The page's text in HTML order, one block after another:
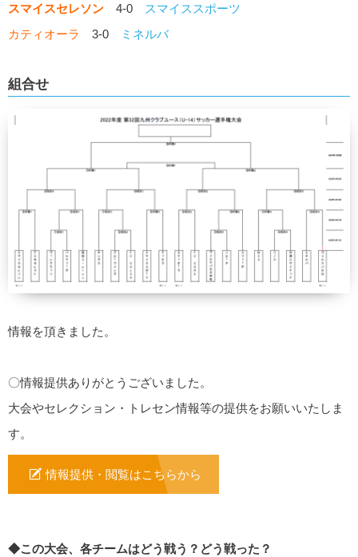
スマイスセレソン 4-0
スマイススポーツ
カティオーラ
3-0 ミネルバ
組合せ
情報を頂きました。
〇情報提供ありがとうございました。
大会やセレクション・トレセン情報等の提供をお願いいたしま
す。
情報提供・閲覧はこちらから
◆この大会、各チームはどう戦う？どう戦った？